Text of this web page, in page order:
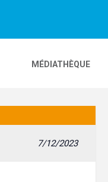
MÉDIATHÈQUE
7/12/2023